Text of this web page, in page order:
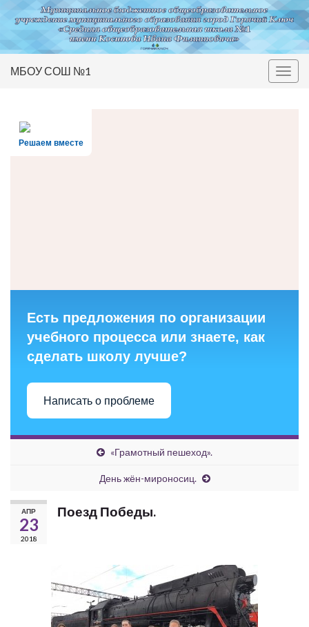
Вкл/
МБОУ СОШ №1
Решаем вместе
Есть предложения по организации
учебного процесса или знаете, как
сделать школу лучше?
Написать о проблеме
«Грамотный пешеход».
День жён-мироносиц.
АПР
23
2018
Поезд Победы.